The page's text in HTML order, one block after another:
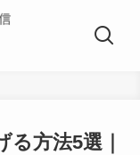
方法5選｜